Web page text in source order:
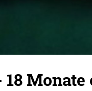
Monate